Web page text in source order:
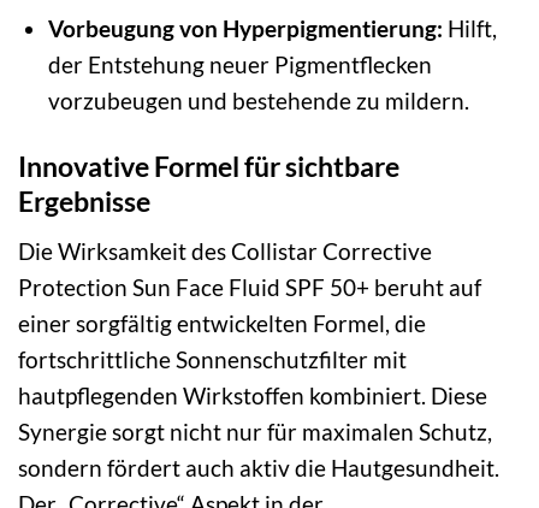
Vorbeugung von Hyperpigmentierung: Hilft,
der Entstehung neuer Pigmentflecken
vorzubeugen und bestehende zu mildern.
Innovative Formel für sichtbare
Ergebnisse
Die Wirksamkeit des Collistar Corrective
Protection Sun Face Fluid SPF 50+ beruht auf
einer sorgfältig entwickelten Formel, die
fortschrittliche Sonnenschutzfilter mit
hautpflegenden Wirkstoffen kombiniert. Diese
Synergie sorgt nicht nur für maximalen Schutz,
sondern fördert auch aktiv die Hautgesundheit.